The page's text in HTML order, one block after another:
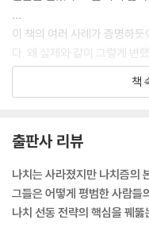
…
이 책의 여러 사례가 증명하
다. 왜 실제와 같이 그렇게 변
울 수 있는지 이해하는 것이
파멸적인 운명의 전환을 설명
인과 사회주의자 정치인들이
았다. 그러나 독일이 패한 진
에 큰 진전을 보인 것은 사실
책
출판사 리뷰
나치는 사라졌지만 나치즘의
그들은 어떻게 평범한 사람들
나치 선동 전략의 핵심을 꿰